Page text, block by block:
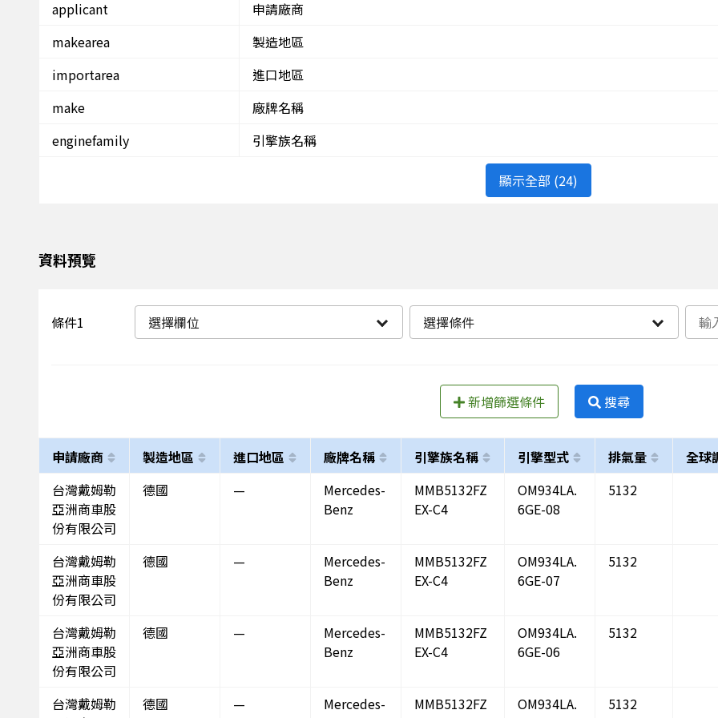
applicant
申請廠商
makearea
製造地區
importarea
進口地區
make
廠牌名稱
enginefamily
引擎族名稱
顯示全部 (24)
資料預覽
條件1 選擇欄位 選擇條件
新增篩選條件 搜尋
申請廠商 製造地區 進口地區 廠牌名稱 引擎族名稱 引擎型式 排氣量
全球
台灣戴姆勒
亞洲商車股
份有限公司
德國 —
Mercedes-
Benz
MMB5132FZ
EX-C4
OM934LA.
6GE-08
5132
台灣戴姆勒
亞洲商車股
份有限公司
德國 —
Mercedes-
Benz
MMB5132FZ
EX-C4
OM934LA.
6GE-07
5132
台灣戴姆勒
亞洲商車股
份有限公司
德國 —
Mercedes-
Benz
MMB5132FZ
EX-C4
OM934LA.
6GE-06
5132
台灣戴姆勒
德國 —
Mercedes-
MMB5132FZ
OM934LA.
5132